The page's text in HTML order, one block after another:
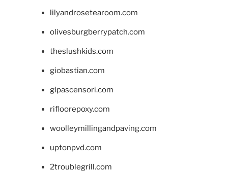
lilyandrosetearoom.com
olivesburgberrypatch.com
theslushkids.com
giobastian.com
glpascensori.com
rifloorepoxy.com
woolleymillingandpaving.com
uptonpvd.com
2troublegrill.com